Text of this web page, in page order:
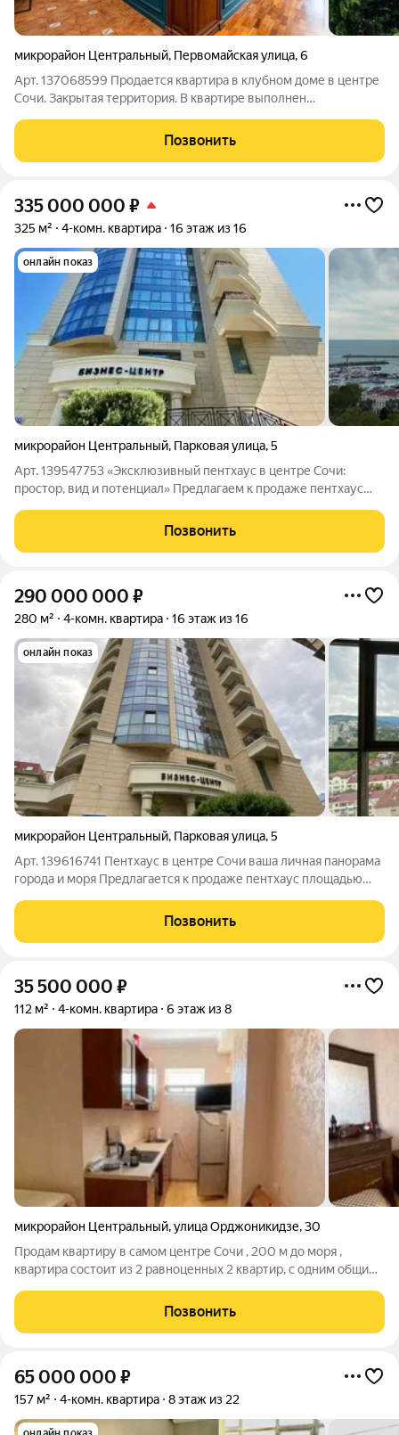
микрорайон Центральный, Первомайская улица,6
Арт. 137068599 Продается квартира в клубном доме в центре
Сочи. Закрытая территория. В квартире выполнен
море и город. Подземный паркинг к квартире. Возможен
обмен на меньшую площадь с доплатой.
Позвонить
335 000 000 ₽
325 м² 4-комн. квартира 16 этаж из 16
онлайн показ
микрорайон Центральный, Парковая улица,5
Арт. 139547753 «Эксклюзивный пентхаус в центре Сочи:
простор, вид и потенциал» Предлагаем к продаже пентхаус
центре Сочи. Объект продаётся без отделки это ключевое
преимущество для тех, кто ценит
Позвонить
290 000 000 ₽
280 м² 4-комн. квартира 16 этаж из 16
онлайн показ
микрорайон Центральный, Парковая улица,5
Арт. 139616741 Пентхаус в центре Сочи ваша личная панорама
города и моря Предлагается к продаже пентхаус площадью
Сочи.Главная фишка объекта шикарный вид: из окон
открываются впечатляющие
Позвонить
35 500 000 ₽
112 м² 4-комн. квартира 6 этаж из 8
микрорайон Центральный,улица Орджоникидзе,30
Продам квартиру в самом центре Сочи , 200 м до моря ,
квартира состоит из 2 равноценных 2 квартир, с одним общим
перегородки не несущие, можно объединить в одно
пространство, но под сдачу это очень
Позвонить
65 000 000 ₽
157 м² 4-комн. квартира 8 этаж из 22